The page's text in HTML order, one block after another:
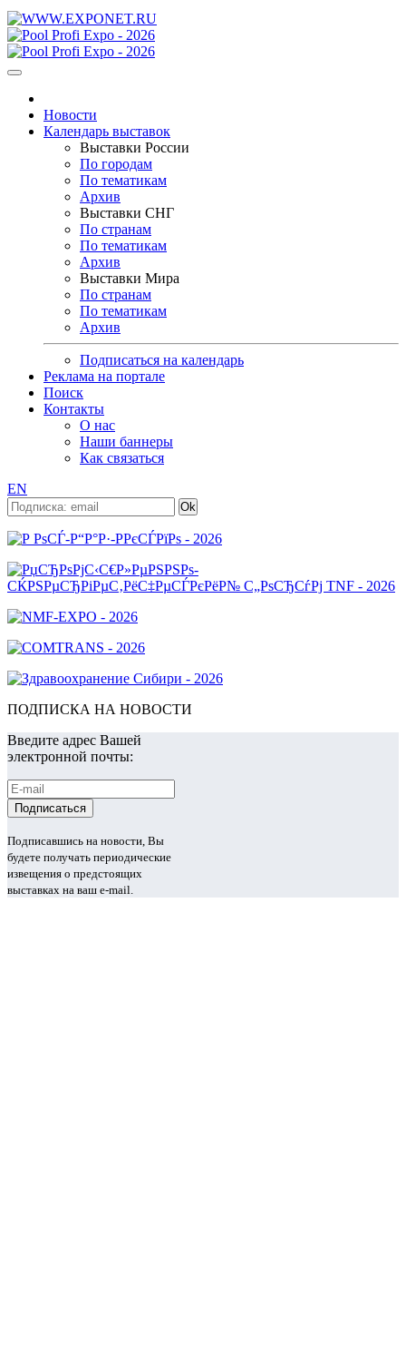
Новости
Календарь выставок
Выставки России
По городам
По тематикам
Архив
Выставки СНГ
По странам
По тематикам
Архив
Выставки Мира
По странам
По тематикам
Архив
Подписаться на календарь
Реклама на портале
Поиск
Контакты
О нас
Наши баннеры
Как связаться
EN
ПОДПИСКА НА НОВОСТИ
Введите адрес Вашей
электронной почты:
Подписавшись на новости, Вы
будете получать периодические
извещения о предстоящих
выставках на ваш e-mail.